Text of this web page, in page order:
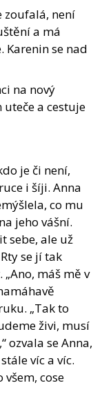
zoufalá, není
a má
Karenin se nad
na nový
uteče a cestuje
je či není,
i šíji. Anna
co mu
jeho vášní.
sebe, ale už
se jí tak
máš mě v
„Tak to
živi, musí
ozvala se Anna,
víc a víc.
všem, cose